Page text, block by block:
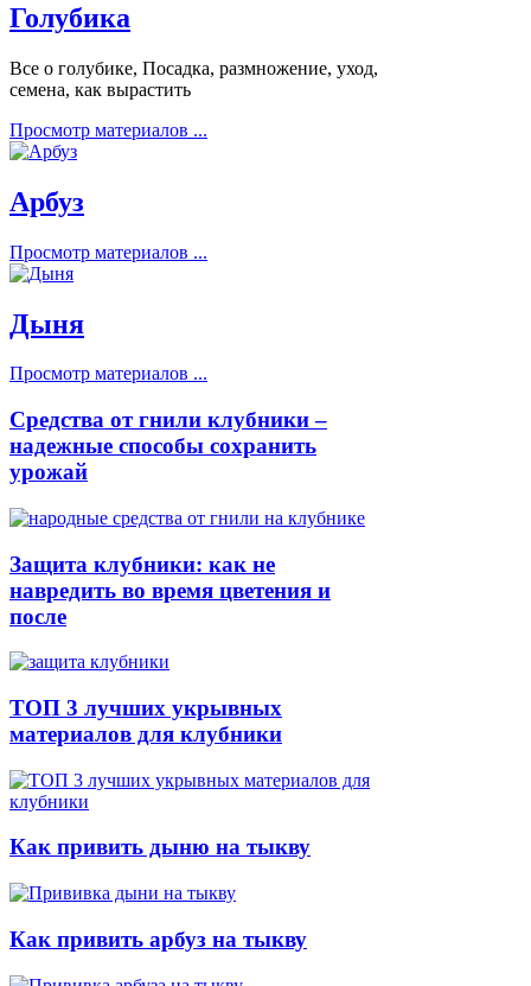
Голубика
Все о голубике, Посадка, размножение, уход,
семена, как вырастить
Просмотр материалов ...
Арбуз
Просмотр материалов ...
Дыня
Просмотр материалов ...
Средства от гнили клубники –
надежные способы сохранить
урожай
Защита клубники: как не
навредить во время цветения и
после
ТОП 3 лучших укрывных
материалов для клубники
Как привить дыню на тыкву
Как привить арбуз на тыкву